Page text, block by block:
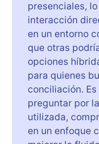
presenciales,
interacción
en un entorno
que otras
opciones
para quienes
conciliación.
preguntar por
utilizada,
en un enfoque